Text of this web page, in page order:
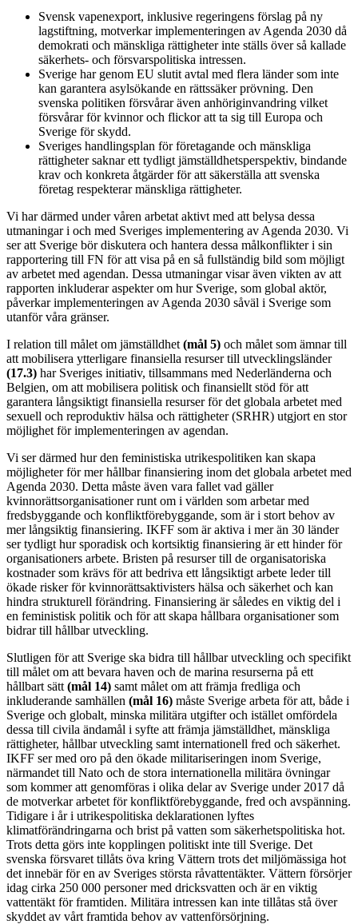
Svensk vapenexport, inklusive regeringens förslag på ny
lagstiftning, motverkar implementeringen av Agenda 2030 då
demokrati och mänskliga rättigheter inte ställs över så kallade
säkerhets- och försvarspolitiska intressen.
Sverige har genom EU slutit avtal med flera länder som inte
kan garantera asylsökande en rättssäker prövning. Den
svenska politiken försvårar även anhöriginvandring vilket
försvårar för kvinnor och flickor att ta sig till Europa och
Sverige för skydd.
Sveriges handlingsplan för företagande och mänskliga
rättigheter saknar ett tydligt jämställdhetsperspektiv, bindande
krav och konkreta åtgärder för att säkerställa att svenska
företag respekterar mänskliga rättigheter.
Vi har därmed under våren arbetat aktivt med att belysa dessa
utmaningar i och med Sveriges implementering av Agenda 2030. Vi
ser att Sverige bör diskutera och hantera dessa målkonflikter i sin
rapportering till FN för att visa på en så fullständig bild som möjligt
av arbetet med agendan. Dessa utmaningar visar även vikten av att
rapporten inkluderar aspekter om hur Sverige, som global aktör,
påverkar implementeringen av Agenda 2030 såväl i Sverige som
utanför våra gränser.
I relation till målet om jämställdhet (mål 5) och målet som ämnar till
att mobilisera ytterligare finansiella resurser till utvecklingsländer
(17.3) har Sveriges initiativ, tillsammans med Nederländerna och
Belgien, om att mobilisera politisk och finansiellt stöd för att
garantera långsiktigt finansiella resurser för det globala arbetet med
sexuell och reproduktiv hälsa och rättigheter (SRHR) utgjort en stor
möjlighet för implementeringen av agendan.
Vi ser därmed hur den feministiska utrikespolitiken kan skapa
möjligheter för mer hållbar finansiering inom det globala arbetet med
Agenda 2030. Detta måste även vara fallet vad gäller
kvinnorättsorganisationer runt om i världen som arbetar med
fredsbyggande och konfliktförebyggande, som är i stort behov av
mer långsiktig finansiering. IKFF som är aktiva i mer än 30 länder
ser tydligt hur sporadisk och kortsiktig finansiering är ett hinder för
organisationers arbete. Bristen på resurser till de organisatoriska
kostnader som krävs för att bedriva ett långsiktigt arbete leder till
ökade risker för kvinnorättsaktivisters hälsa och säkerhet och kan
hindra strukturell förändring. Finansiering är således en viktig del i
en feministisk politik och för att skapa hållbara organisationer som
bidrar till hållbar utveckling.
Slutligen för att Sverige ska bidra till hållbar utveckling och specifikt
till målet om att bevara haven och de marina resurserna på ett
hållbart sätt (mål 14) samt målet om att främja fredliga och
inkluderande samhällen (mål 16) måste Sverige arbeta för att, både i
Sverige och globalt, minska militära utgifter och istället omfördela
dessa till civila ändamål i syfte att främja jämställdhet, mänskliga
rättigheter, hållbar utveckling samt internationell fred och säkerhet.
IKFF ser med oro på den ökade militariseringen inom Sverige,
närmandet till Nato och de stora internationella militära övningar
som kommer att genomföras i olika delar av Sverige under 2017 då
de motverkar arbetet för konfliktförebyggande, fred och avspänning.
Tidigare i år i utrikespolitiska deklarationen lyftes
klimatförändringarna och brist på vatten som säkerhetspolitiska hot.
Trots detta görs inte kopplingen politiskt inte till Sverige. Det
svenska försvaret tillåts öva kring Vättern trots det miljömässiga hot
det innebär för en av Sveriges största råvattentäkter. Vättern försörjer
idag cirka 250 000 personer med dricksvatten och är en viktig
vattentäkt för framtiden. Militära intressen kan inte tillåtas stå över
skyddet av vårt framtida behov av vattenförsörjning.